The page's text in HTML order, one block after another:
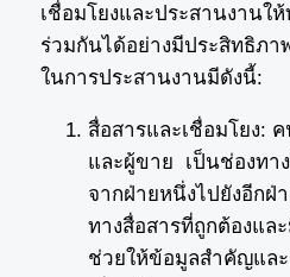
เชื่อมโยงและประสานงานใ
ร่วมกันได้อย่างมีประสิทธิภ
ในการประสานงานมีดังนี้:
สื่อสารและเชื่อมโยง:
และผู้ขาย เป็นช่องทา
จากฝ่ายหนึ่งไปยังอีกฝ่
ทางสื่อสารที่ถูกต้องแล
ช่วยให้ข้อมูลสำคัญและ